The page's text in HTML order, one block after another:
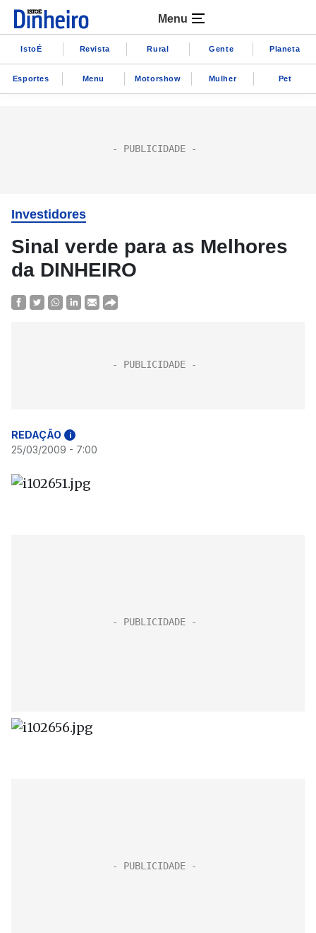
Menu
IstoÉ Revista Rural Gente Planeta
Esportes Menu Motorshow Mulher Pet
Investidores
Sinal verde para as Melhores
da DINHEIRO
REDAÇÃO i
25/03/2009 - 7:00